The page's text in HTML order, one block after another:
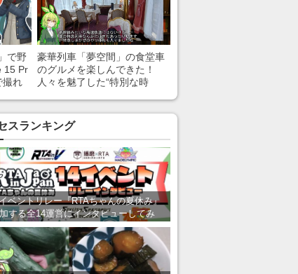
で野
15 Pr
撮れ
豪華列車「夢空間」の食堂車
のグルメを楽しんできた！
人々を魅了した“特別な時
スランキング
ベントリレー『RTAちゃんの夏休み』
する全14運営にインタビューしてみ
RTA in Japan」のチャンネルの貸し
を利用し8/9から1週間にわたって開催